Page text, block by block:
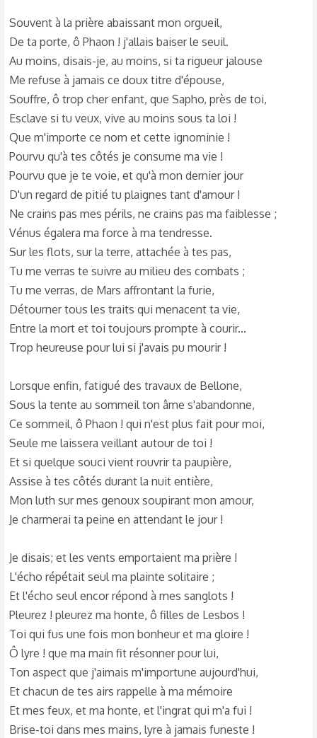
Souvent à la prière abaissant mon orgueil,
De ta porte, ô Phaon ! j'allais baiser le seuil.
Au moins, disais-je, au moins, si ta rigueur jalouse
Me refuse à jamais ce doux titre d'épouse,
Souffre, ô trop cher enfant, que Sapho, près de toi,
Esclave si tu veux, vive au moins sous ta loi !
Que m'importe ce nom et cette ignominie !
Pourvu qu'à tes côtés je consume ma vie !
Pourvu que je te voie, et qu'à mon dernier jour
D'un regard de pitié tu plaignes tant d'amour !
Ne crains pas mes périls, ne crains pas ma faiblesse ;
Vénus égalera ma force à ma tendresse.
Sur les flots, sur la terre, attachée à tes pas,
Tu me verras te suivre au milieu des combats ;
Tu me verras, de Mars affrontant la furie,
Détourner tous les traits qui menacent ta vie,
Entre la mort et toi toujours prompte à courir...
Trop heureuse pour lui si j'avais pu mourir !
Lorsque enfin, fatigué des travaux de Bellone,
Sous la tente au sommeil ton âme s'abandonne,
Ce sommeil, ô Phaon ! qui n'est plus fait pour moi,
Seule me laissera veillant autour de toi !
Et si quelque souci vient rouvrir ta paupière,
Assise à tes côtés durant la nuit entière,
Mon luth sur mes genoux soupirant mon amour,
Je charmerai ta peine en attendant le jour !
Je disais; et les vents emportaient ma prière !
L'écho répétait seul ma plainte solitaire ;
Et l'écho seul encor répond à mes sanglots !
Pleurez ! pleurez ma honte, ô filles de Lesbos !
Toi qui fus une fois mon bonheur et ma gloire !
Ô lyre ! que ma main fit résonner pour lui,
Ton aspect que j'aimais m'importune aujourd'hui,
Et chacun de tes airs rappelle à ma mémoire
Et mes feux, et ma honte, et l'ingrat qui m'a fui !
Brise-toi dans mes mains, lyre à jamais funeste !